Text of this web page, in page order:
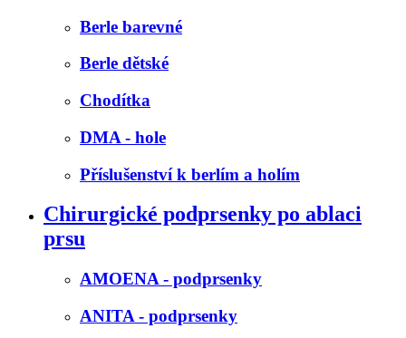
Berle barevné
Berle dětské
Chodítka
DMA - hole
Příslušenství k berlím a holím
Chirurgické podprsenky po ablaci
prsu
AMOENA - podprsenky
ANITA - podprsenky